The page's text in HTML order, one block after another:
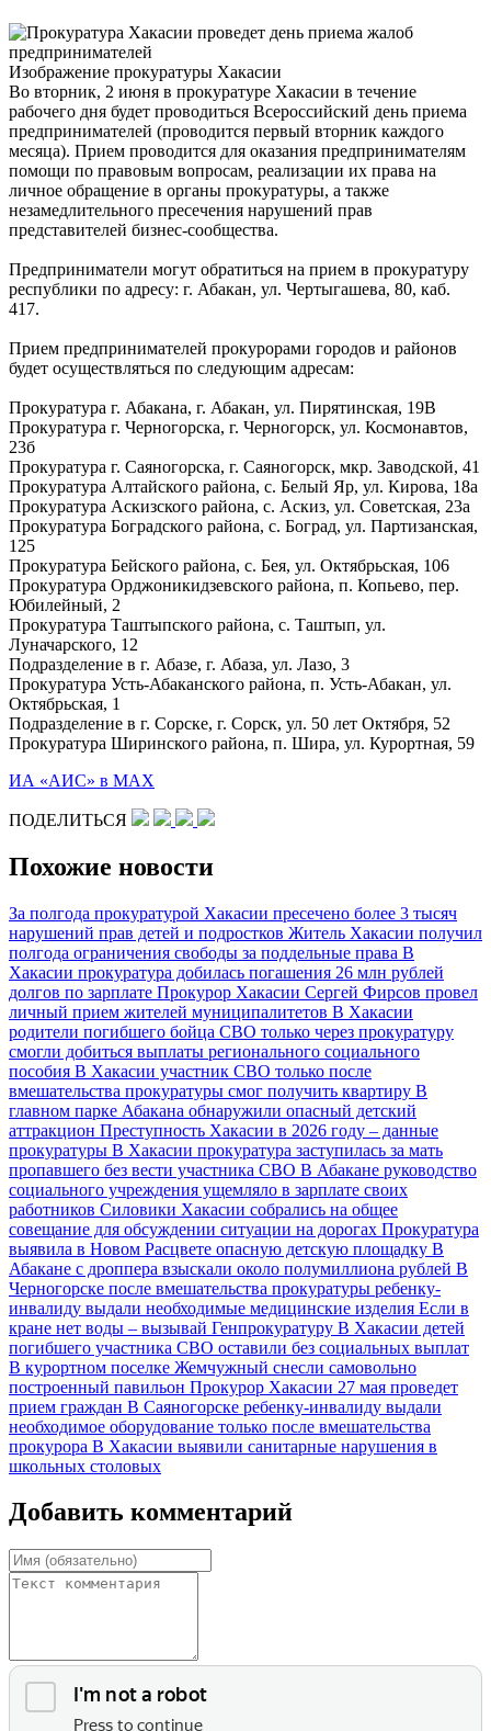
Изображение прокуратуры Хакасии
Во вторник, 2 июня в прокуратуре Хакасии в течение
рабочего дня будет проводиться Всероссийский день приема
предпринимателей (проводится первый вторник каждого
месяца). Прием проводится для оказания предпринимателям
помощи по правовым вопросам, реализации их права на
личное обращение в органы прокуратуры, а также
незамедлительного пресечения нарушений прав
представителей бизнес-сообщества.
Предприниматели могут обратиться на прием в прокуратуру
республики по адресу: г. Абакан, ул. Чертыгашева, 80, каб.
417.
Прием предпринимателей прокурорами городов и районов
будет осуществляться по следующим адресам:
Прокуратура г. Абакана, г. Абакан, ул. Пирятинская, 19В
Прокуратура г. Черногорска, г. Черногорск, ул. Космонавтов,
23б
Прокуратура г. Саяногорска, г. Саяногорск, мкр. Заводской, 41
Прокуратура Алтайского района, с. Белый Яр, ул. Кирова, 18а
Прокуратура Аскизского района, с. Аскиз, ул. Советская, 23а
Прокуратура Боградского района, с. Боград, ул. Партизанская,
125
Прокуратура Бейского района, с. Бея, ул. Октябрьская, 106
Прокуратура Орджоникидзевского района, п. Копьево, пер.
Юбилейный, 2
Прокуратура Таштыпского района, с. Таштып, ул.
Луначарского, 12
Подразделение в г. Абазе, г. Абаза, ул. Лазо, 3
Прокуратура Усть-Абаканского района, п. Усть-Абакан, ул.
Октябрьская, 1
Подразделение в г. Сорске, г. Сорск, ул. 50 лет Октября, 52
Прокуратура Ширинского района, п. Шира, ул. Курортная, 59
ИА «АИС» в МАХ
ПОДЕЛИТЬСЯ
Похожие новости
За полгода прокуратурой Хакасии пресечено более 3 тысяч
нарушений прав детей и подростков Житель Хакасии получил
полгода ограничения свободы за поддельные права В
Хакасии прокуратура добилась погашения 26 млн рублей
долгов по зарплате Прокурор Хакасии Сергей Фирсов провел
личный прием жителей муниципалитетов В Хакасии
родители погибшего бойца СВО только через прокуратуру
смогли добиться выплаты регионального социального
пособия В Хакасии участник СВО только после
вмешательства прокуратуры смог получить квартиру В
главном парке Абакана обнаружили опасный детский
аттракцион Преступность Хакасии в 2026 году – данные
прокуратуры В Хакасии прокуратура заступилась за мать
пропавшего без вести участника СВО В Абакане руководство
социального учреждения ущемляло в зарплате своих
работников Силовики Хакасии собрались на общее
совещание для обсуждении ситуации на дорогах Прокуратура
выявила в Новом Расцвете опасную детскую площадку В
Абакане с дроппера взыскали около полумиллиона рублей В
Черногорске после вмешательства прокуратуры ребенку-
инвалиду выдали необходимые медицинские изделия Если в
кране нет воды – вызывай Генпрокуратуру В Хакасии детей
погибшего участника СВО оставили без социальных выплат
В курортном поселке Жемчужный снесли самовольно
построенный павильон Прокурор Хакасии 27 мая проведет
прием граждан В Саяногорске ребенку-инвалиду выдали
необходимое оборудование только после вмешательства
прокурора В Хакасии выявили санитарные нарушения в
школьных столовых
Добавить комментарий